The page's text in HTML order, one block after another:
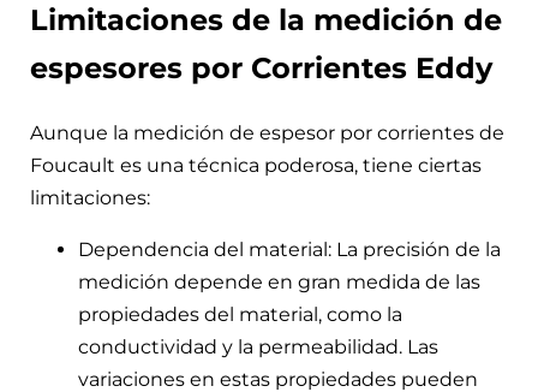
Limitaciones de la medición de
espesores por Corrientes Eddy
Aunque la medición de espesor por corrientes de
Foucault es una técnica poderosa, tiene ciertas
limitaciones:
Dependencia del material: La precisión de la
medición depende en gran medida de las
propiedades del material, como la
conductividad y la permeabilidad. Las
variaciones en estas propiedades pueden